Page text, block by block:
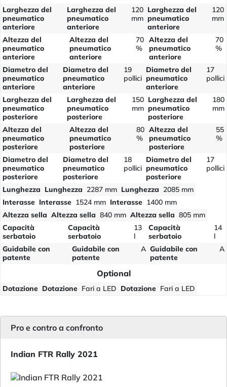
Larghezza del
pneumatico
anteriore
Larghezza del
pneumatico
anteriore
120
mm
Larghezza del
pneumatico
anteriore
120
mm
Altezza del
pneumatico
anteriore
Altezza del
pneumatico
anteriore
70
%
Altezza del
pneumatico
anteriore
70
%
Diametro del
pneumatico
anteriore
Diametro del
pneumatico
anteriore
19
pollici
Diametro del
pneumatico
anteriore
17
pollici
Larghezza del
pneumatico
posteriore
Larghezza del
pneumatico
posteriore
150
mm
Larghezza del
pneumatico
posteriore
180
mm
Altezza del
pneumatico
posteriore
Altezza del
pneumatico
posteriore
80
%
Altezza del
pneumatico
posteriore
55
%
Diametro del
pneumatico
posteriore
Diametro del
pneumatico
posteriore
18
pollici
Diametro del
pneumatico
posteriore
17
pollici
Lunghezza Lunghezza 2287 mm Lunghezza 2085 mm
Interasse Interasse 1524 mm Interasse 1400 mm
Altezza sella Altezza sella 840 mm Altezza sella 805 mm
Capacità
serbatoio
Capacità
serbatoio
13
l
Capacità
serbatoio
14
l
Guidabile con
patente
Guidabile con
patente
A Guidabile con
patente
A
Optional
Dotazione Dotazione Fari a LED Dotazione Fari a LED
Pro e contro a confronto
Indian FTR Rally 2021